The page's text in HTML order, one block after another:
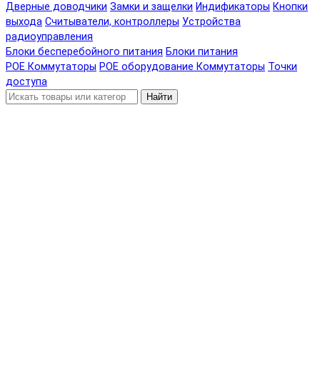
Дверные доводчики Замки и защелки Индификаторы Кнопки
выхода Считыватели, контроллеры Устройства
радиоуправления
Блоки бесперебойного питания Блоки питания
POE Коммутаторы POE оборудование Коммутаторы Точки
доступа
Найти